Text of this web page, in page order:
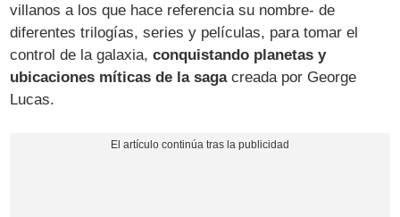
villanos a los que hace referencia su nombre- de
diferentes trilogías, series y películas, para tomar el
control de la galaxia,conquistando planetas y
ubicaciones míticas de la sagacreada por George
Lucas.